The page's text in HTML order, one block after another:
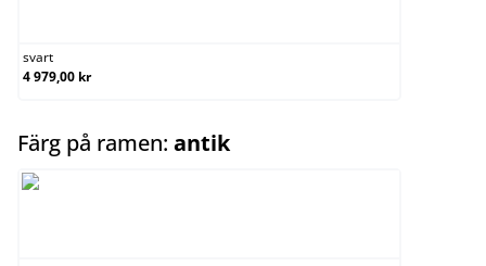
svart
4 979,00 kr
Färg på ramen: antikselect